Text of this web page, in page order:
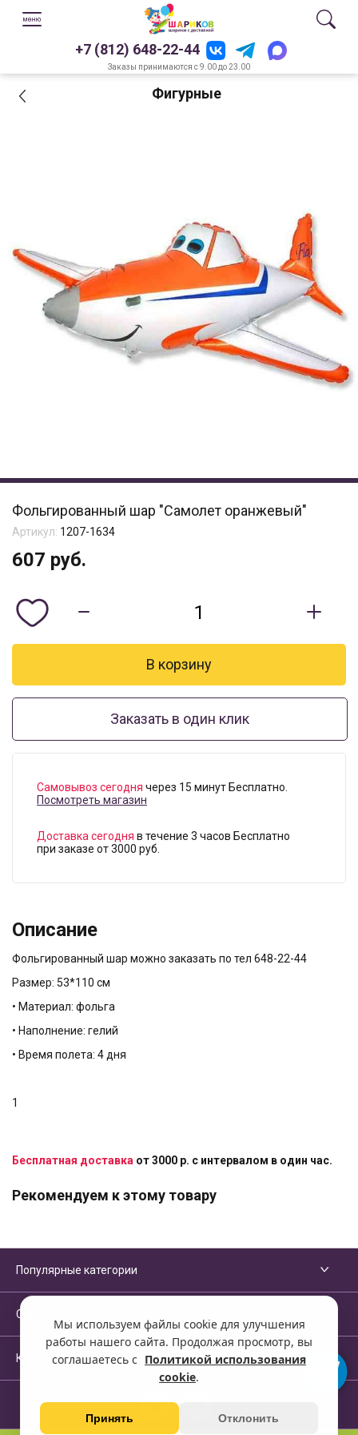
Мы используем файлы cookie для улучшения
работы нашего сайта. Продолжая просмотр, вы
соглашаетесь с Политикой использования
cookie.
Принять Отклонить
+7 (812) 648-22-44
Заказы принимаются с 9.00 до 23.00
Фигурные
Фольгированный шар "Самолет оранжевый"
Артикул: 1207-1634
607 руб.
Заказать в один клик
Самовывоз сегодня через 15 минут Бесплатно.
Посмотреть магазин
Доставка сегодня в течение 3 часов Бесплатно
при заказе от 3000 руб.
Описание
Фольгированный шар можно заказать по тел 648-22-44
Размер: 53*110 см
• Материал: фольга
• Наполнение: гелий
• Время полета: 4 дня
1
Бесплатная доставка от 3000 р. с интервалом в один час.
Рекомендуем к этому товару
Популярные категории
Сервисы и помощь
Компания